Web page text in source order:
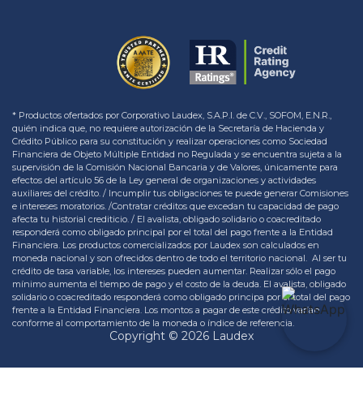
* Productos ofertados por Corporativo Laudex, S.A.P.I. de C.V., SOFOM, E.N.R.,
quién indica que, no requiere autorización de la Secretaría de Hacienda y
Crédito Público para su constitución y realizar operaciones como Sociedad
Financiera de Objeto Múltiple Entidad no Regulada y se encuentra sujeta a la
supervisión de la Comisión Nacional Bancaria y de Valores, únicamente para
efectos del artículo 56 de la Ley general de organizaciones y actividades
auxiliares del crédito. / Incumplir tus obligaciones te puede generar Comisiones
e intereses moratorios. /Contratar créditos que excedan tu capacidad de pago
afecta tu historial crediticio. / El avalista, obligado solidario o coacreditado
responderá como obligado principal por el total del pago frente a la Entidad
Financiera. Los productos comercializados por Laudex son calculados en
moneda nacional y son ofrecidos dentro de todo el territorio nacional. Al ser tu
crédito de tasa variable, los intereses pueden aumentar. Realizar sólo el pago
mínimo aumenta el tiempo de pago y el costo de la deuda. El avalista, obligado
solidario o coacreditado responderá como obligado principa por el total del pago
frente a la Entidad Financiera. Los montos a pagar de este crédito varían
conforme al comportamiento de la moneda o índice de referencia.
Copyright © 2026 Laudex